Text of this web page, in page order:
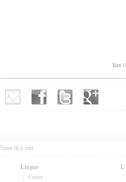
Tutti
Pianu di u situ
Lingue
Corsu